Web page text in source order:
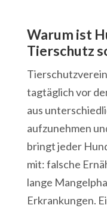
Warum ist
Tierschutz
tagtäglich vor
aus
aufzunehmen
bringt jeder
mit: falsche
lange
Erkrankungen.